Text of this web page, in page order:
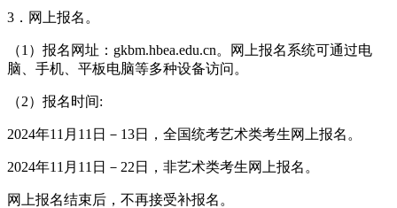
3．网上报名。
（1）报名网址：gkbm.hbea.edu.cn。网上报名系统可通过电
脑、手机、平板电脑等多种设备访问。
（2）报名时间:
2024年11月11日－13日，全国统考艺术类考生网上报名。
2024年11月11日－22日，非艺术类考生网上报名。
网上报名结束后，不再接受补报名。